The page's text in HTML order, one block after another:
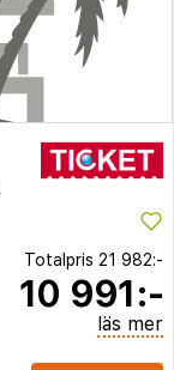
Totalpris 21 982:-
10 991:-
läs mer